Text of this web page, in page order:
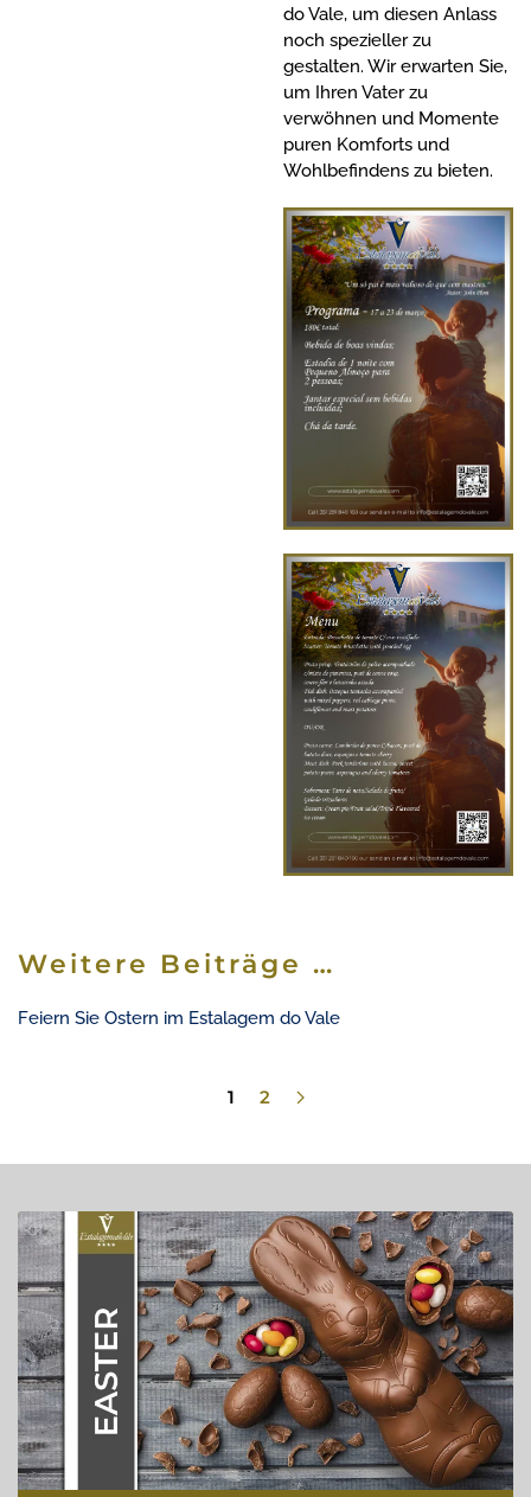
do Vale, um diesen Anlass
noch spezieller zu
gestalten. Wir erwarten Sie,
um Ihren Vater zu
verwöhnen und Momente
puren Komforts und
Wohlbefindens zu bieten.
Weitere Beiträge …
Feiern Sie Ostern im Estalagem do Vale
1 2